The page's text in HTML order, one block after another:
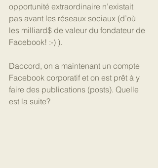
opportunité extraordinaire n’existait
pas avant les réseaux sociaux (d’où
les milliard$ de valeur du fondateur de
Facebook! :-) ).
Daccord, on a maintenant un compte
Facebook corporatif et on est prêt à y
faire des publications (posts). Quelle
est la suite?